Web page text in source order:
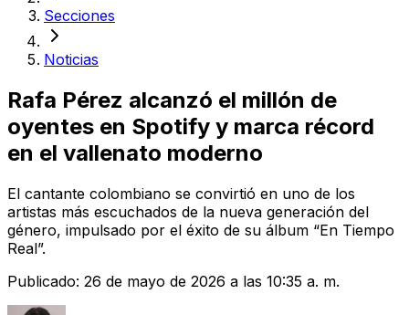
Secciones
Noticias
Rafa Pérez alcanzó el millón de
oyentes en Spotify y marca récord
en el vallenato moderno
El cantante colombiano se convirtió en uno de los
artistas más escuchados de la nueva generación del
género, impulsado por el éxito de su álbum “En Tiempo
Real”.
Publicado: 26 de mayo de 2026 a las 10:35 a. m.